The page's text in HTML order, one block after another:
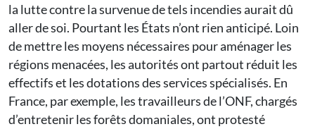
la lutte contre la survenue de tels incendies aurait dû
aller de soi. Pourtant les États n’ont rien anticipé. Loin
de mettre les moyens nécessaires pour aménager les
régions menacées, les autorités ont partout réduit les
effectifs et les dotations des services spécialisés. En
France, par exemple, les travailleurs de l’ONF, chargés
d’entretenir les forêts domaniales, ont protesté